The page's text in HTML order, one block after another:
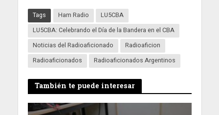
Tags Ham Radio
LU5CBA
LU5CBA: Celebrando el Día de la Bandera en el CBA
Noticias del Radioaficionado
Radioaficion
Radioaficionados
Radioaficionados Argentinos
También te puede interesar